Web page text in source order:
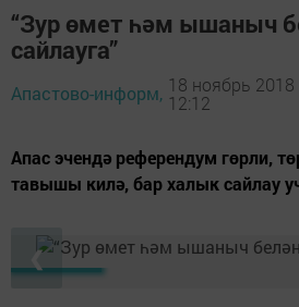
“Зур өмет һәм ышаныч
сайлауга”
Апастово-информ, 18 ноябрь 2018
12:12
Апас эчендә референдум гөрли,
тавышы килә, бар халык сайлау
❮